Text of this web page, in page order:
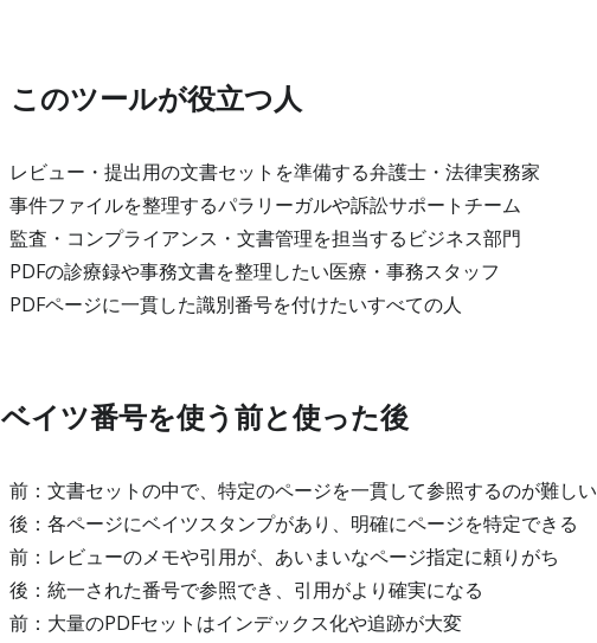
このツールが役立つ人
レビュー・提出用の文書セットを準備する弁護士・法律実務家
事件ファイルを整理するパラリーガルや訴訟サポートチーム
監査・コンプライアンス・文書管理を担当するビジネス部門
PDFの診療録や事務文書を整理したい医療・事務スタッフ
PDFページに一貫した識別番号を付けたいすべての人
ベイツ番号を使う前と使った後
前：文書セットの中で、特定のページを一貫して参照するのが難しい
後：各ページにベイツスタンプがあり、明確にページを特定できる
前：レビューのメモや引用が、あいまいなページ指定に頼りがち
後：統一された番号で参照でき、引用がより確実になる
前：大量のPDFセットはインデックス化や追跡が大変